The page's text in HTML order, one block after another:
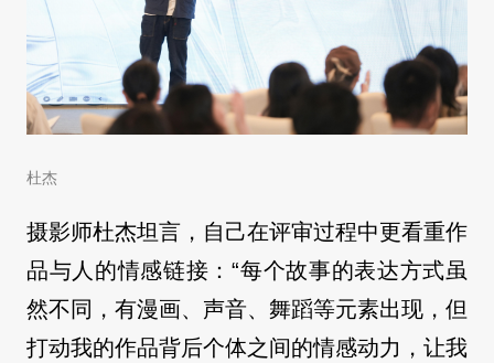
杜杰
摄影师杜杰坦言，自己在评审过程中更看重作
品与人的情感链接：“每个故事的表达方式虽
然不同，有漫画、声音、舞蹈等元素出现，但
打动我的作品背后个体之间的情感动力，让我